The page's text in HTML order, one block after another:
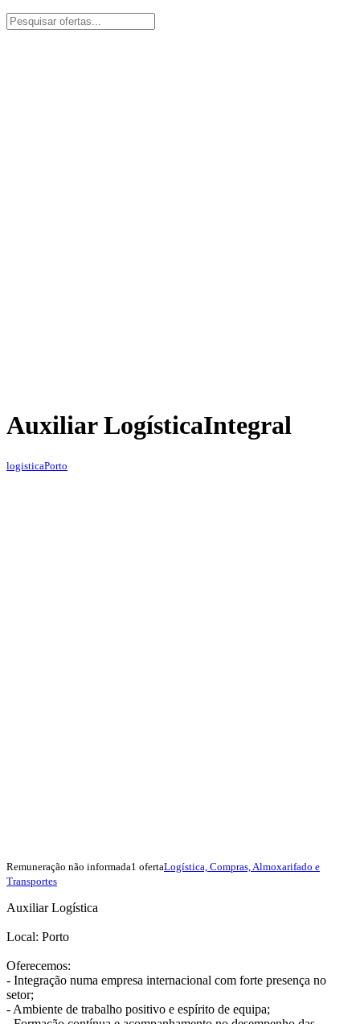
Auxiliar LogísticaIntegral
logisticaPorto
Remuneração não informada1 ofertaLogística, Compras, Almoxarifado e
Transportes
Auxiliar Logística
Local: Porto
Oferecemos:
- Integração numa empresa internacional com forte presença no
setor;
- Ambiente de trabalho positivo e espírito de equipa;